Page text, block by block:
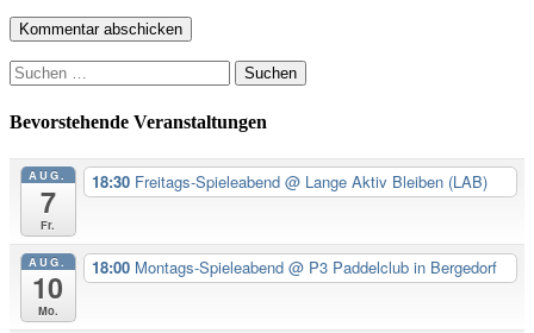
Suchen
nach:
Bevorstehende Veranstaltungen
AUG.
7
Fr.
18:30 Freitags-Spieleabend @ Lange Aktiv Bleiben (LAB)
AUG.
10
Mo.
18:00 Montags-Spieleabend @ P3 Paddelclub in Bergedorf